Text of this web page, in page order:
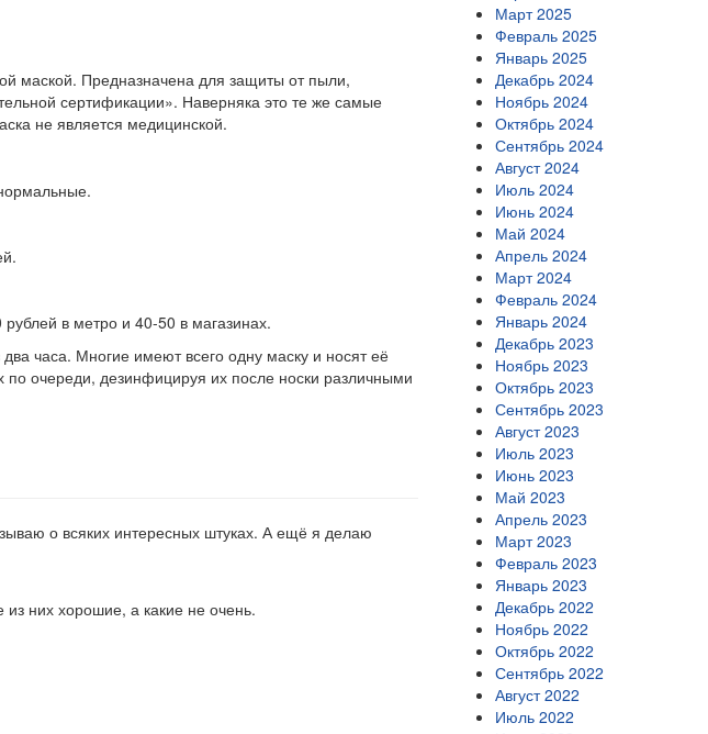
маской. Предназначена для защиты от пыли,
сертификации». Наверняка это те же самые
не является медицинской.
в метро и 40-50 в магазинах.
часа. Многие имеют всего одну маску и носят её
по очереди, дезинфицируя их после носки различными
о всяких интересных штуках. А ещё я делаю
них хорошие, а какие не очень.
Март 2025
Февраль 2025
Январь 2025
Декабрь 2024
Ноябрь 2024
Октябрь 2024
Сентябрь 2024
Август 2024
Июль 2024
Июнь 2024
Май 2024
Апрель 2024
Март 2024
Февраль 2024
Январь 2024
Декабрь 2023
Ноябрь 2023
Октябрь 2023
Сентябрь 2023
Август 2023
Июль 2023
Июнь 2023
Май 2023
Апрель 2023
Март 2023
Февраль 2023
Январь 2023
Декабрь 2022
Ноябрь 2022
Октябрь 2022
Сентябрь 2022
Август 2022
Июль 2022